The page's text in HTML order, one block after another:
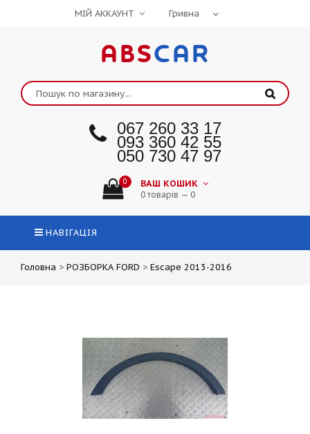
МІЙ АККАУНТ
ABSCAR
067 260 33 17
093 360 42 55
050 730 47 97
0 ВАШ КОШИК
0 товарів — 0
НАВІГАЦІЯ
Головна > РОЗБОРКА FORD > Escape 2013-2016